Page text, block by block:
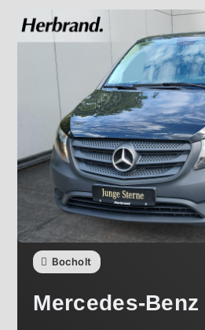
Bocholt
Mercedes-Benz